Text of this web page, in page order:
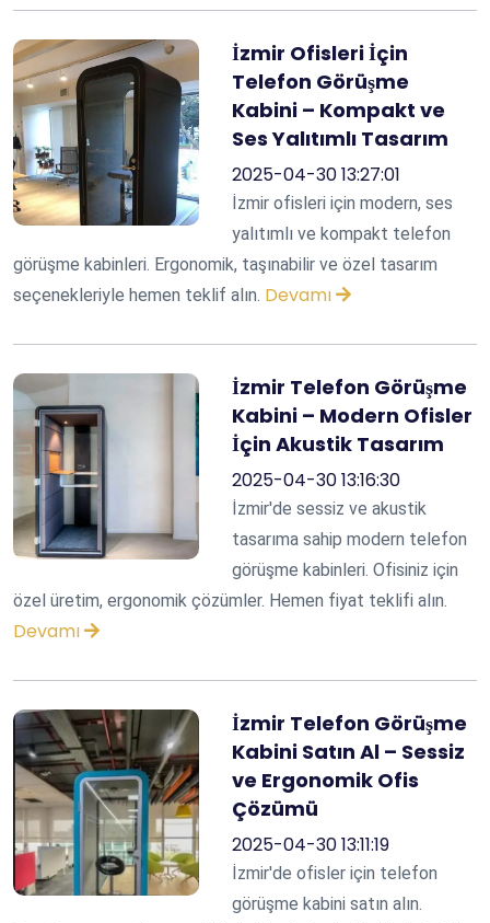
İzmir Ofisleri İçin
Telefon Görüşme
Kabini – Kompakt ve
Ses Yalıtımlı Tasarım
2025-04-30 13:27:01
İzmir ofisleri için modern, ses
yalıtımlı ve kompakt telefon
görüşme kabinleri. Ergonomik, taşınabilir ve özel tasarım
seçenekleriyle hemen teklif alın. Devamı
İzmir Telefon Görüşme
Kabini – Modern Ofisler
İçin Akustik Tasarım
2025-04-30 13:16:30
İzmir'de sessiz ve akustik
tasarıma sahip modern telefon
görüşme kabinleri. Ofisiniz için
özel üretim, ergonomik çözümler. Hemen fiyat teklifi alın.
Devamı
İzmir Telefon Görüşme
Kabini Satın Al – Sessiz
ve Ergonomik Ofis
Çözümü
2025-04-30 13:11:19
İzmir'de ofisler için telefon
görüşme kabini satın alın.